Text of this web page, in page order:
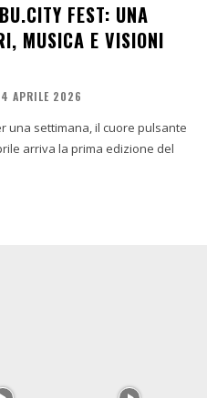
FEST: UNA
MUSICA E VISIONI
APRILE 2026
una settimana, il cuore pulsante
arriva la prima edizione del